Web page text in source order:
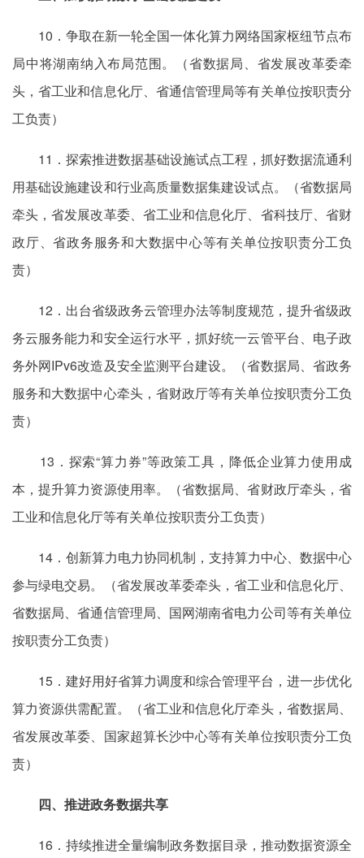
10．争取在新一轮全国一体化算力网络国家枢纽节点布
局中将湖南纳入布局范围。（省数据局、省发展改革委牵
头，省工业和信息化厅、省通信管理局等有关单位按职责分
工负责）
11．探索推进数据基础设施试点工程，抓好数据流通利
用基础设施建设和行业高质量数据集建设试点。（省数据局
牵头，省发展改革委、省工业和信息化厅、省科技厅、省财
政厅、省政务服务和大数据中心等有关单位按职责分工负
责）
12．出台省级政务云管理办法等制度规范，提升省级政
务云服务能力和安全运行水平，抓好统一云管平台、电子政
务外网IPv6改造及安全监测平台建设。（省数据局、省政务
服务和大数据中心牵头，省财政厅等有关单位按职责分工负
责）
13．探索“算力券”等政策工具，降低企业算力使用成
本，提升算力资源使用率。（省数据局、省财政厅牵头，省
工业和信息化厅等有关单位按职责分工负责）
14．创新算力电力协同机制，支持算力中心、数据中心
参与绿电交易。（省发展改革委牵头，省工业和信息化厅、
省数据局、省通信管理局、国网湖南省电力公司等有关单位
按职责分工负责）
15．建好用好省算力调度和综合管理平台，进一步优化
算力资源供需配置。（省工业和信息化厅牵头，省数据局、
省发展改革委、国家超算长沙中心等有关单位按职责分工负
责）
四、推进政务数据共享
16．持续推进全量编制政务数据目录，推动数据资源全